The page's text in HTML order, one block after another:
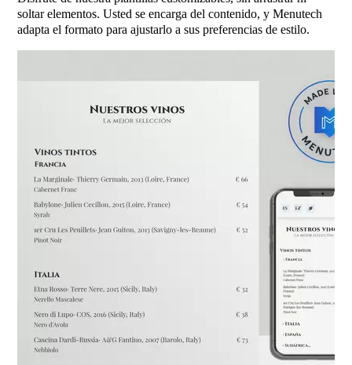
soltar elementos. Usted se encarga del contenido, y Menutech
adapta el formato para ajustarlo a sus preferencias de estilo.